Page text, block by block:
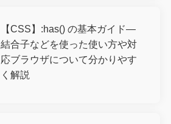
【CSS】:has() の基本ガイド―
結合子などを使った使い方や対
応ブラウザについて分かりやす
く解説